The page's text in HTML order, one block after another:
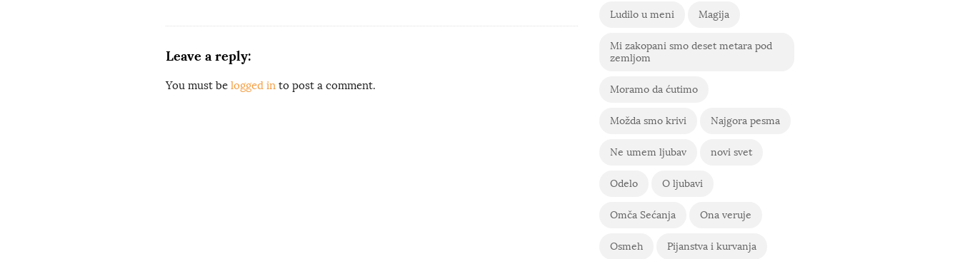
Leave a reply:
You must be logged in to post a comment.
Ludilo u meni Magija
Mi zakopani smo deset metara pod
zemljom
Moramo da ćutimo
Možda smo krivi Najgora pesma
Ne umem ljubav novi svet
Odelo O ljubavi
Omča Sećanja Ona veruje
Osmeh Pijanstva i kurvanja